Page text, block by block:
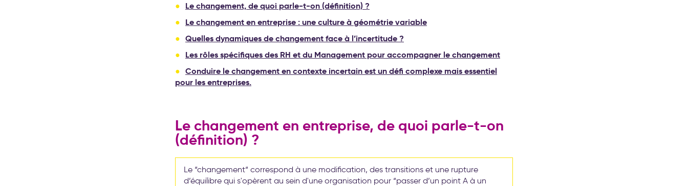
Le changement, de quoi parle-t-on (définition) ?
Le changement en entreprise : une culture à géométrie variable
Quelles dynamiques de changement face à l’incertitude ?
Les rôles spécifiques des RH et du Management pour accompagner le changement
Conduire le changement en contexte incertain est un défi complexe mais essentiel
pour les entreprises.
Le changement en entreprise, de quoi parle-t-on
(définition) ?
Le “changement“ correspond à une modification, des transitions et une rupture
d’équilibre qui s'opèrent au sein d'une organisation pour “passer d’un point A à un